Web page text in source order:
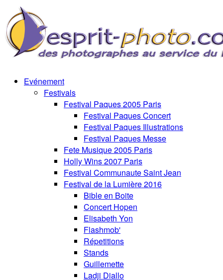
Evénement
Festivals
Festival Paques 2005 Paris
Festival Paques Concert
Festival Paques Illustrations
Festival Paques Messe
Fete Musique 2005 Paris
Holly Wins 2007 Paris
Festival Communaute Saint Jean
Festival de la Lumière 2016
Bible en Boite
Concert Hopen
Elisabeth Yon
Flashmob'
Répetitions
Stands
Guillemette
Ladji Diallo